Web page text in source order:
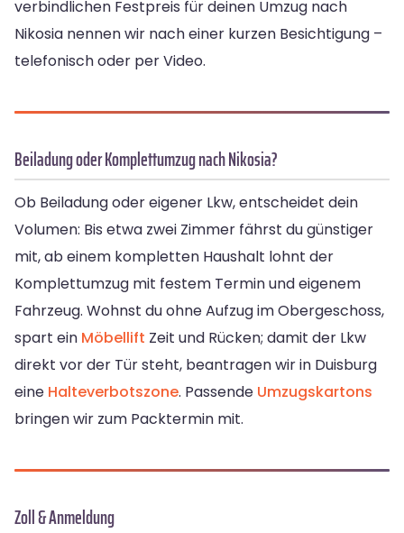
verbindlichen Festpreis für deinen Umzug nach
Nikosia nennen wir nach einer kurzen Besichtigung –
telefonisch oder per Video.
Beiladung oder Komplettumzug nach Nikosia?
Ob Beiladung oder eigener Lkw, entscheidet dein
Volumen: Bis etwa zwei Zimmer fährst du günstiger
mit, ab einem kompletten Haushalt lohnt der
Komplettumzug mit festem Termin und eigenem
Fahrzeug. Wohnst du ohne Aufzug im Obergeschoss,
spart ein Möbellift Zeit und Rücken; damit der Lkw
direkt vor der Tür steht, beantragen wir in Duisburg
eine Halteverbotszone. Passende Umzugskartons
bringen wir zum Packtermin mit.
Zoll & Anmeldung